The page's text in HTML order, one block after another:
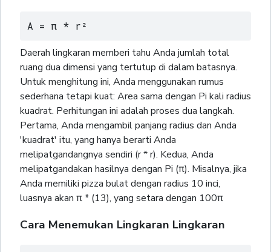
A = π * r²
Daerah lingkaran memberi tahu Anda jumlah total
ruang dua dimensi yang tertutup di dalam batasnya.
Untuk menghitung ini, Anda menggunakan rumus
sederhana tetapi kuat: Area sama dengan Pi kali radius
kuadrat. Perhitungan ini adalah proses dua langkah.
Pertama, Anda mengambil panjang radius dan Anda
'kuadrat' itu, yang hanya berarti Anda
melipatgandangnya sendiri (r * r). Kedua, Anda
melipatgandakan hasilnya dengan Pi (π). Misalnya, jika
Anda memiliki pizza bulat dengan radius 10 inci,
luasnya akan π * (13), yang setara dengan 100π
Cara Menemukan Lingkaran Lingkaran